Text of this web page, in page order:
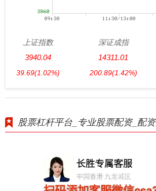
上证指数
3940.04
39.69(1.02%)
深证成指
14311.01
200.89(1.42%)
股票杠杆平台_专业股票配资_配